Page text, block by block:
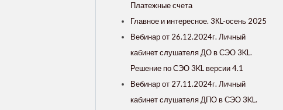
Платежные счета
Главное и интересное. 3КL-осень 2025
Вебинар от 26.12.2024г. Личный
кабинет слушателя ДО в СЭО 3KL.
Решение по СЭО 3KL версии 4.1
Вебинар от 27.11.2024г. Личный
кабинет слушателя ДПО в СЭО 3KL.